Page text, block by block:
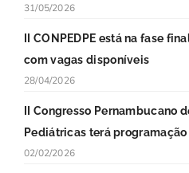
31/05/2026
II CONPEDPE está na fase
com vagas disponíveis
28/04/2026
II Congresso Pernambucano
Pediátricas terá
02/02/2026